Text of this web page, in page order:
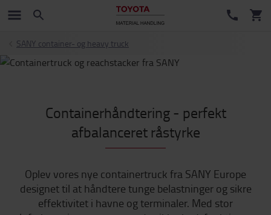
SANY container- og heavy truck
Containerhåndtering - perfekt
afbalanceret råstyrke
Oplev vores nye containertruck fra SANY Europe
designet til at håndtere tunge belastninger og sikre
effektivitet i havne og terminaler. Med stor